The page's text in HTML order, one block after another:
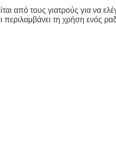
από τους γιατρούς για να
περιλαμβάνει τη χρήση ενός